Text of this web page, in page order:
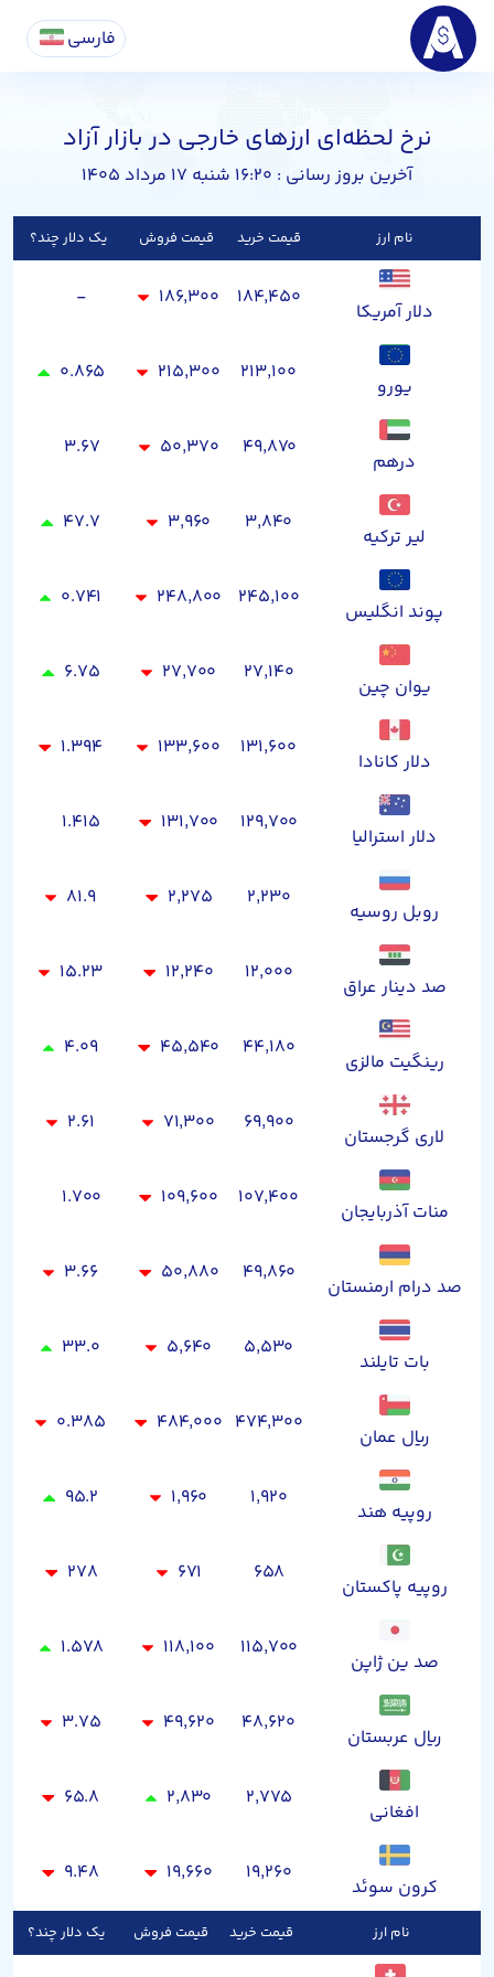
فارسی
نرخ لحظه‌ای ارزهای خارجی در بازار آزاد
آخرین بروز رسانی : ۱۶:۲۰ شنبه ۱۷ مرداد ۱۴۰۵
نام ارز قیمت خرید قیمت فروش یک دلار چند؟
دلار آمریکا
۱۸۴,۴۵۰ ۱۸۶,۳۰۰ -
یورو
۲۱۳,۱۰۰ ۲۱۵,۳۰۰ ۰.۸۶۵
درهم
۴۹,۸۷۰ ۵۰,۳۷۰ ۳.۶۷
لیر ترکیه
۳,۸۴۰ ۳,۹۶۰ ۴۷.۷
پوند انگلیس
۲۴۵,۱۰۰ ۲۴۸,۸۰۰ ۰.۷۴۱
یوان چین
۲۷,۱۴۰ ۲۷,۷۰۰ ۶.۷۵
دلار کانادا
۱۳۱,۶۰۰ ۱۳۳,۶۰۰ ۱.۳۹۴
دلار استرالیا
۱۲۹,۷۰۰ ۱۳۱,۷۰۰ ۱.۴۱۵
روبل روسیه
۲,۲۳۰ ۲,۲۷۵ ۸۱.۹
صد دینار عراق
۱۲,۰۰۰ ۱۲,۲۴۰ ۱۵.۲۳
رینگیت مالزی
۴۴,۱۸۰ ۴۵,۵۴۰ ۴.۰۹
لاری گرجستان
۶۹,۹۰۰ ۷۱,۳۰۰ ۲.۶۱
منات آذربایجان
۱۰۷,۴۰۰ ۱۰۹,۶۰۰ ۱.۷۰۰
صد درام ارمنستان
۴۹,۸۶۰ ۵۰,۸۸۰ ۳.۶۶
بات تایلند
۵,۵۳۰ ۵,۶۴۰ ۳۳.۰
ریال عمان
۴۷۴,۳۰۰ ۴۸۴,۰۰۰ ۰.۳۸۵
روپیه هند
۱,۹۲۰ ۱,۹۶۰ ۹۵.۲
روپیه پاکستان
۶۵۸ ۶۷۱ ۲۷۸
صد ین ژاپن
۱۱۵,۷۰۰ ۱۱۸,۱۰۰ ۱.۵۷۸
ریال عربستان
۴۸,۶۲۰ ۴۹,۶۲۰ ۳.۷۵
افغانی
۲,۷۷۵ ۲,۸۳۰ ۶۵.۸
کرون سوئد
۱۹,۲۶۰ ۱۹,۶۶۰ ۹.۴۸
نام ارز قیمت خرید قیمت فروش یک دلار چند؟